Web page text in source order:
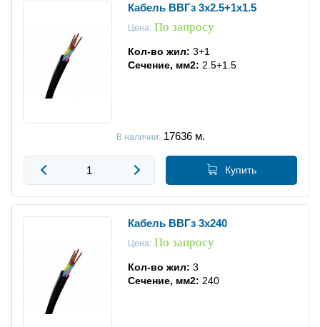
Кабель ВВГз 3x2.5+1x1.5
Цена:По запросу
Кол-во жил: 3+1
Сечение, мм2: 2.5+1.5
В наличии:17636 м.
Купить
Кабель ВВГз 3x240
Цена:По запросу
Кол-во жил: 3
Сечение, мм2: 240